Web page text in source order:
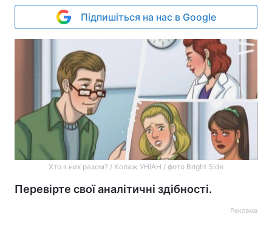
Підпишіться на нас в Google
Хто з них разом? / Колаж УНІАН / фото Bright Side
Перевірте свої аналітичні здібності.
Реклама